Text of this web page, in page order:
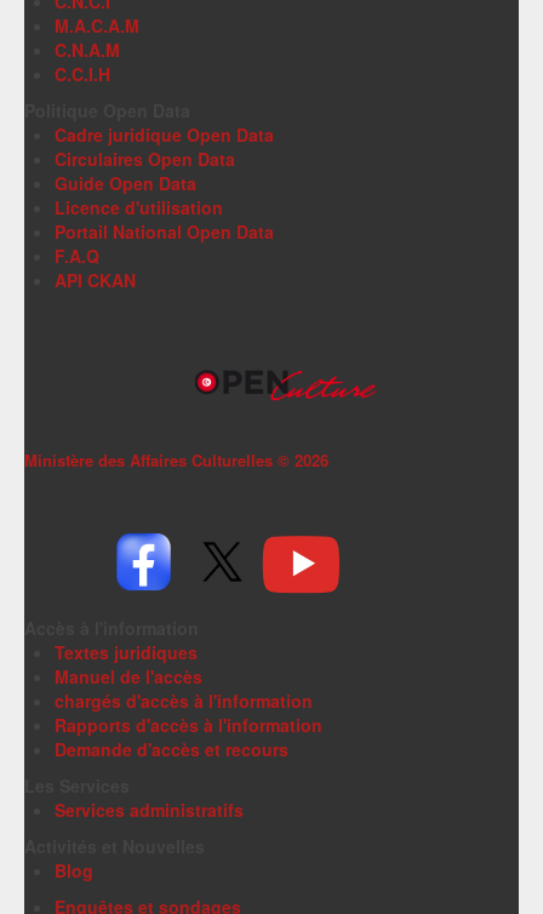
M.A.C.A.M
C.N.A.M
C.C.I.H
Cadre juridique Open Data
Circulaires Open Data
Guide Open Data
Licence d'utilisation
Portail National Open Data
F.A.Q
API CKAN
Ministère des Affaires Culturelles © 2026
Textes juridiques
Manuel de l'accès
chargés d'accès à l'information
Rapports d'accès à l'information
Demande d'accès et recours
Services administratifs
Blog
Enquêtes et sondages